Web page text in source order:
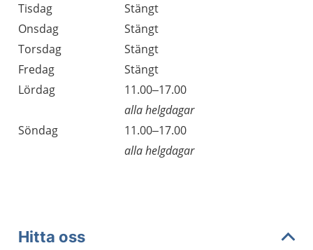
Tisdag
Stängt
Onsdag
Stängt
Torsdag
Stängt
Fredag
Stängt
Lördag
11.00–17.00
alla helgdagar
Söndag
11.00–17.00
alla helgdagar
Hitta oss